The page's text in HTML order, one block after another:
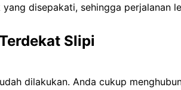
disepakati, sehingga perjalanan
Slipi
dilakukan. Anda cukup